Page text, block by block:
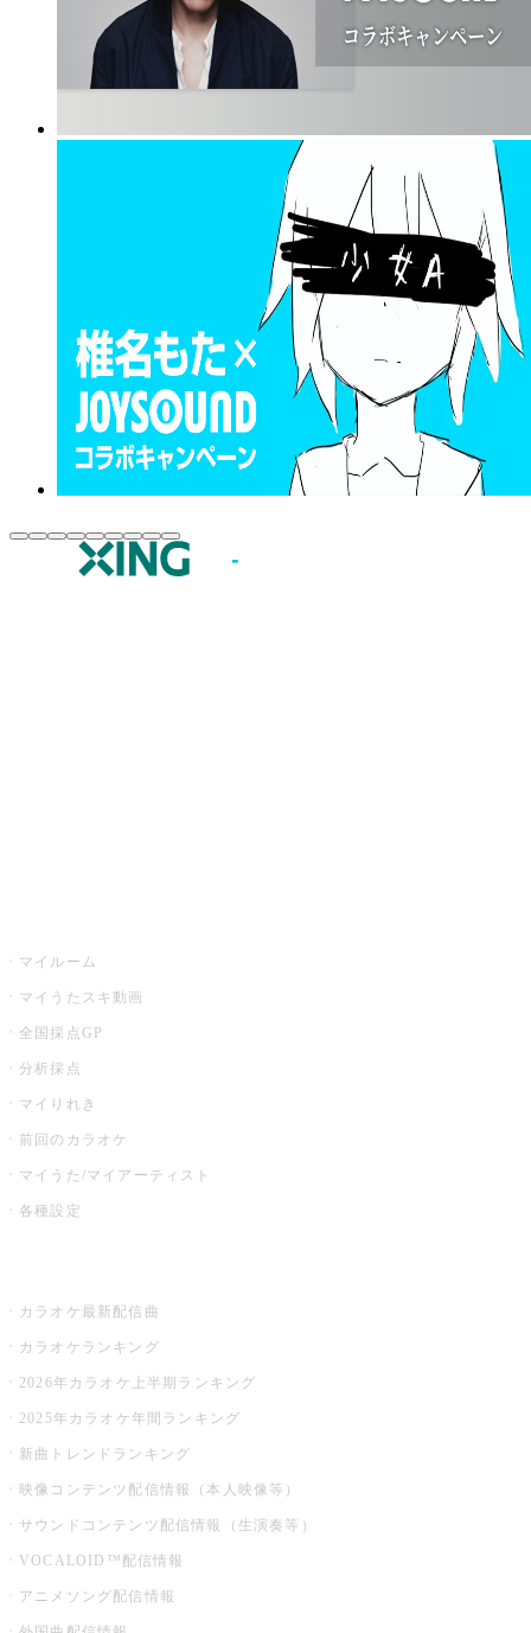
マイルーム
マイうたスキ動画
全国採点GP
分析採点
マイりれき
前回のカラオケ
マイうた/マイアーティスト
各種設定
カラオケ最新配信曲
カラオケランキング
2026年カラオケ上半期ランキング
2025年カラオケ年間ランキング
新曲トレンドランキング
映像コンテンツ配信情報（本人映像等）
サウンドコンテンツ配信情報（生演奏等）
VOCALOID™配信情報
アニメソング配信情報